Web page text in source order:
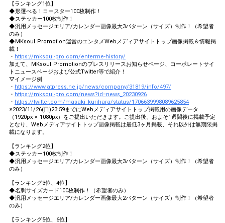
【ランキング1位】
◆形選べる！コースター100枚制作！
◆ステッカー100枚制作！
◆汎用メッセージエリア/カレンダー画像最大3パターン（サイズ）制作！（希望者
のみ）
◆MKsoul Promotion運営のエンタメWebメディアサイトトップ画像掲載＆情報掲
載！
・ https://mksoul-pro.com/enterme-history/
加えて、MKsoul Promotionのプレスリリースお知らせページ、コーポレートサイ
トニュースページおよび公式Twitter等で紹介！
▽イメージ例
・ https://www.atpress.ne.jp/news/company/31819/info/497/
・ https://mksoul-pro.com/news?id=news_20230926
・ https://twitter.com/masaki_kurihara/status/1706639998089625854
※2023/11/26(日)23:59までにWebメディアサイトトップ掲載用の画像データ
（1920px × 1080px）をご提出いただきます。ご提出後、およそ1週間後に掲載予定
となり、Webメディアサイトトップ画像掲載は最低3ヶ月掲載、それ以外は無期限掲
載になります。
【ランキング2位】
◆ステッカー100枚制作！
◆汎用メッセージエリア/カレンダー画像最大3パターン（サイズ）制作！（希望者
のみ）
【ランキング3位、4位】
◆名刺サイズカード100枚制作！（希望者のみ）
◆汎用メッセージエリア/カレンダー画像最大2パターン（サイズ）制作！（希望者
のみ）
【ランキング5位、6位】